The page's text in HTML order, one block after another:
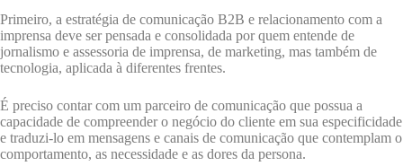
Primeiro, a estratégia de comunicação B2B e relacionamento com a
imprensa deve ser pensada e consolidada por quem entende de
jornalismo e assessoria de imprensa, de marketing, mas também de
tecnologia, aplicada à diferentes frentes.
É preciso contar com um parceiro de comunicação que possua a
capacidade de compreender o negócio do cliente em sua especificidade
e traduzi-lo em mensagens e canais de comunicação que contemplam o
comportamento, as necessidade e as dores da persona.